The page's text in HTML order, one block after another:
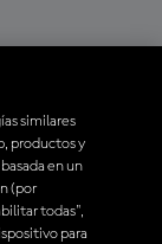
similares
productos y
en un
(por
todas",
para